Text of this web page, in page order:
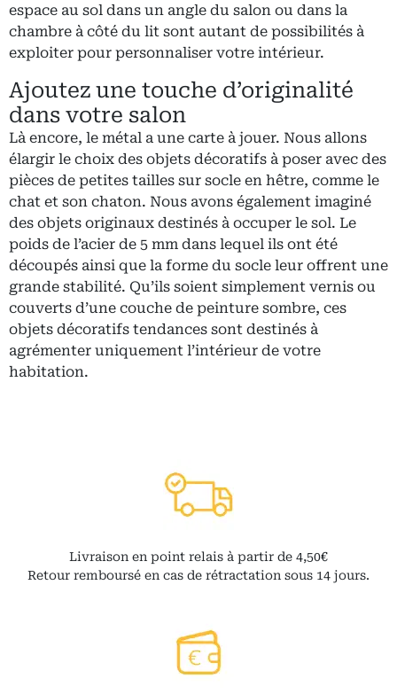
espace au sol dans un angle du salon ou dans la
chambre à côté du lit sont autant de possibilités à
exploiter pour personnaliser votre intérieur.
Ajoutez une touche d’originalité
dans votre salon
Là encore, le métal a une carte à jouer. Nous allons
élargir le choix des objets décoratifs à poser avec des
pièces de petites tailles sur socle en hêtre, comme le
chat et son chaton. Nous avons également imaginé
des objets originaux destinés à occuper le sol. Le
poids de l’acier de 5 mm dans lequel ils ont été
découpés ainsi que la forme du socle leur offrent une
grande stabilité. Qu’ils soient simplement vernis ou
couverts d’une couche de peinture sombre, ces
objets décoratifs tendances sont destinés à
agrémenter uniquement l’intérieur de votre
habitation.
Livraison en point relais à partir de 4,50€
Retour remboursé en cas de rétractation sous 14 jours.